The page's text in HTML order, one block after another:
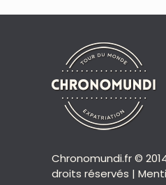
Chronomundi.fr ©
droits réservés |